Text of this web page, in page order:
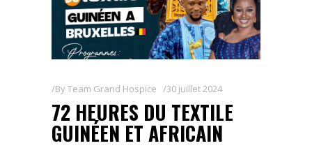
ByTeam Grand Hospice 30 juillet 2024
72 HEURES DU TEXTILE
GUINÉEN ET AFRICAIN